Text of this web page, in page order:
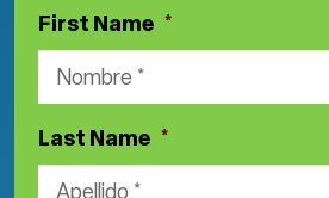
First Name *
Last Name *